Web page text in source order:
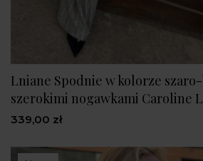
Lniane Spodnie w kolorze szaro-
szerokimi nogawkami Caroline
339,00 zł